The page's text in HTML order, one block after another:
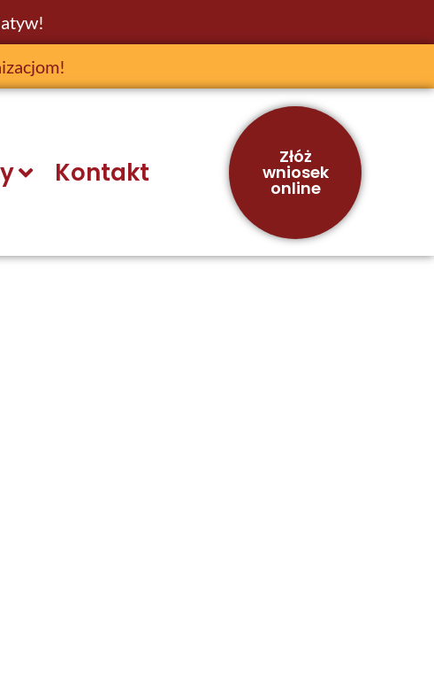
Kontakt
Złóż
wniosek
online